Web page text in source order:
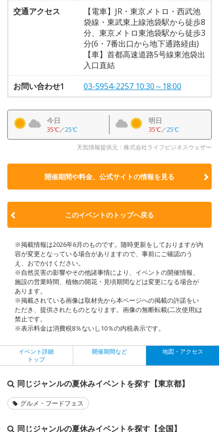
交通アクセス
【電車】JR・東京メトロ・西武池
袋線・東武東上線池袋駅から徒歩8
分、東京メトロ東池袋駅から徒歩3
分(6・7番出口から地下通路経由)
【車】首都高速道路5号線東池袋出
入口直結
お問い合わせ1
03-5954-2257 10:30～18:00
今日
35℃／25℃
明日
35℃／25℃
天気情報提供元：株式会社ライフビジネスウェザー
開催期間や料金、公式サイトの情報を見る
このイベントのトップへ戻る
※掲載情報は2026年6月のものです。随時更新をしておりますが内
容が変更となっている場合がありますので、事前にご確認のう
え、おでかけください。
※自然災害の影響やその他諸事情により、イベントの開催情報、
施設の営業時間、植物の開花・見頃期間などは変更になる場合が
あります。
※掲載されている画像は取材先から本ページへの掲載の許諾をい
ただき、提供されたものとなります。画像の無断転載(二次使用)は
禁止です。
※表示料金は消費税8％ないし10％の内税表示です。
イベント詳細
トップ
開催期間など 地図・アクセス
同じジャンルの夏休みイベントを探す【東京都】
グルメ・フードフェス
同じジャンルの夏休みイベントを探す【全国】